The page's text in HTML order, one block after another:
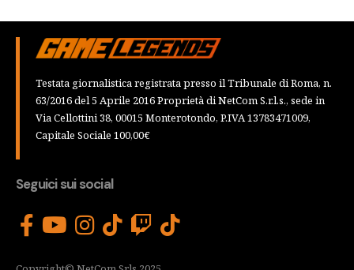
Testata giornalistica registrata presso il Tribunale di Roma, n.
63/2016 del 5 Aprile 2016 Proprietà di NetCom S.r.l.s., sede in
Via Cellottini 38, 00015 Monterotondo, P.IVA 13783471009,
Capitale Sociale 100,00€
Seguici sui social